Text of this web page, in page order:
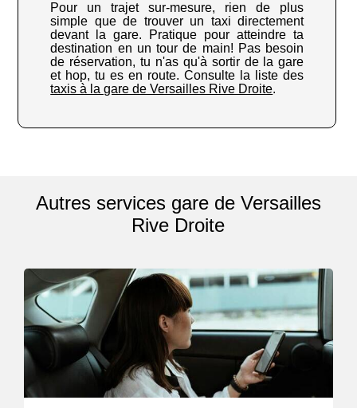
Pour un trajet sur-mesure, rien de plus
simple que de trouver un taxi directement
devant la gare. Pratique pour atteindre ta
destination en un tour de main! Pas besoin
de réservation, tu n'as qu'à sortir de la gare
et hop, tu es en route. Consulte la liste des
taxis à la gare de Versailles Rive Droite.
Autres services gare de Versailles
Rive Droite